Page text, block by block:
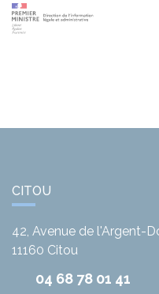
CITOU
42, Avenue de l'Argent-
11160 Citou
04 68 78 01 41